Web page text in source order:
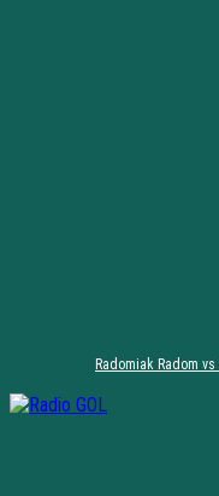
Radomiak Radom